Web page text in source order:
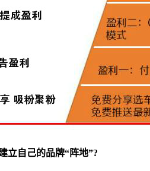
立自己的品牌“阵地”?